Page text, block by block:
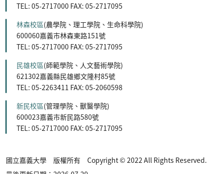
TEL: 05-2717000 FAX: 05-2717095
林森校區(農學院、理工學院、生命科學院)
600060嘉義市林森東路151號
TEL: 05-2717000 FAX: 05-2717095
民雄校區(師範學院、人文藝術學院)
621302嘉義縣民雄鄉文隆村85號
TEL: 05-2263411 FAX: 05-2060598
新民校區(管理學院、獸醫學院)
600023嘉義市新民路580號
TEL: 05-2717000 FAX: 05-2717095
國立嘉義大學 版權所有 Copyright © 2022 All Rights Reserved.